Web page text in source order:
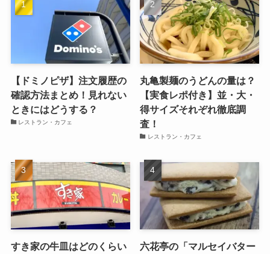
【ドミノピザ】注文履歴の
確認方法まとめ！見れない
ときにはどうする？
レストラン・カフェ
丸亀製麺のうどんの量は？
【実食レポ付き】並・大・
得サイズそれぞれ徹底調
査！
レストラン・カフェ
すき家の牛皿はどのくらい
六花亭の「マルセイバター